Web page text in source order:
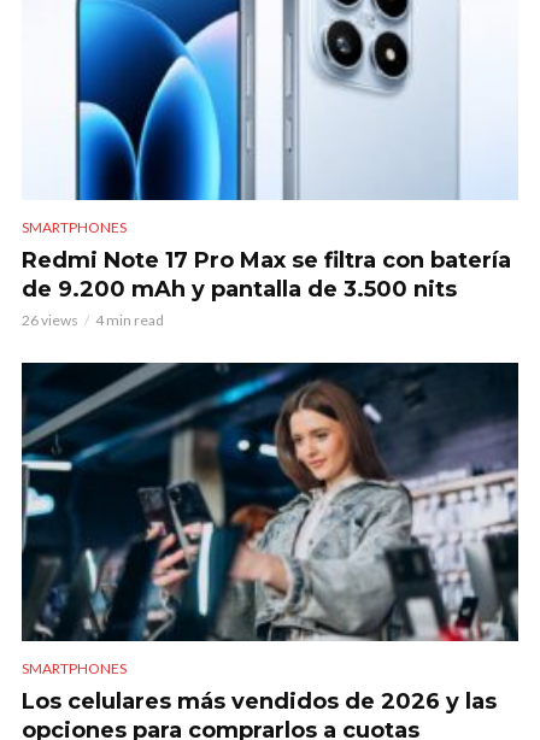
SMARTPHONES
Redmi Note 17 Pro Max se filtra con batería
de 9.200 mAh y pantalla de 3.500 nits
26 views 4 min read
SMARTPHONES
Los celulares más vendidos de 2026 y las
opciones para comprarlos a cuotas